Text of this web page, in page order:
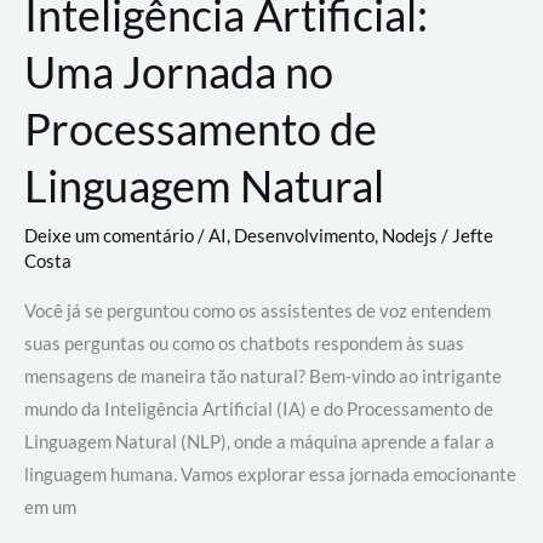
Inteligência Artificial:
Uma Jornada no
Processamento de
Linguagem Natural
Deixe um comentário/AI, Desenvolvimento, Nodejs / Jefte
Costa
Você já se perguntou como os assistentes de voz entendem
suas perguntas ou como os chatbots respondem às suas
mensagens de maneira tão natural? Bem-vindo ao intrigante
mundo da Inteligência Artificial (IA) e do Processamento de
Linguagem Natural (NLP), onde a máquina aprende a falar a
linguagem humana. Vamos explorar essa jornada emocionante
em um